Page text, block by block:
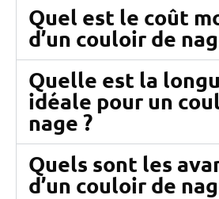
Quel est le coût
d’un couloir de
Quelle est la
idéale pour un
nage ?
Quels sont les
d’un couloir de